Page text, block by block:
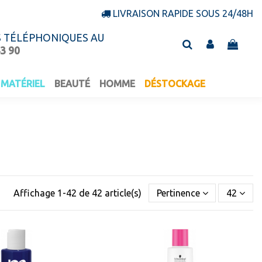
LIVRAISON RAPIDE SOUS 24/48H
TÉLÉPHONIQUES AU
90
MATÉRIEL BEAUTÉ HOMME DÉSTOCKAGE
Affichage 1-42 de 42 article(s) Pertinence 42